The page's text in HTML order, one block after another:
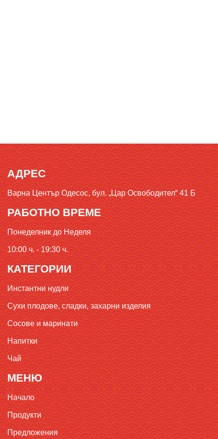
АДРЕС
Варна Център Одесос, бул. „Цар Освободител“ 41 Б
РАБОТНО ВРЕМЕ
Понеделник до Неделя
10:00 ч. - 19:30 ч.
КАТЕГОРИИ
Инстантни нудли
Сухи плодове, сладки, захарни изделия
Сосове и маринати
Напитки
Чай
МЕНЮ
Начало
Продукти
Предложения